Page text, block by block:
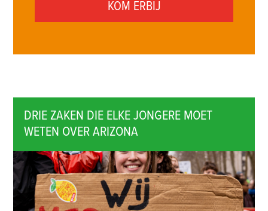
DRIE ZAKEN DIE ELKE JONGERE MOET
WETEN OVER ARIZONA